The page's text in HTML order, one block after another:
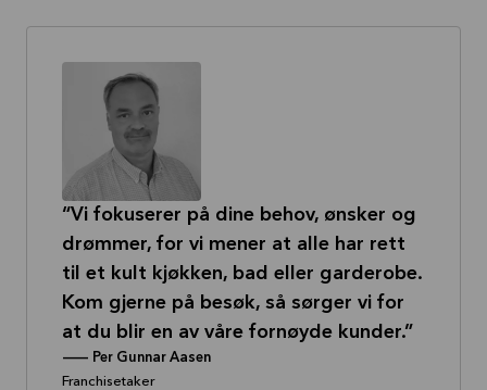
Vi fokuserer på dine behov, ønsker og
drømmer, for vi mener at alle har rett
til et kult kjøkken, bad eller garderobe.
Kom gjerne på besøk, så sørger vi for
at du blir en av våre fornøyde kunder.
-- Per Gunnar Aasen
Franchisetaker